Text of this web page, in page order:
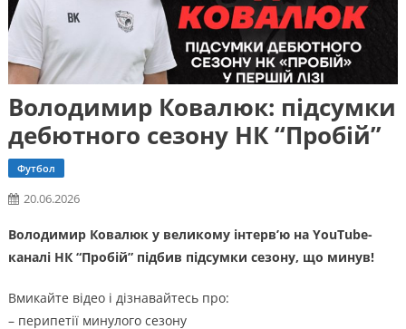
Володимир Ковалюк: підсумки
дебютного сезону НК “Пробій”
Футбол
20.06.2026
Володимир Ковалюк у великому інтерв’ю на YouTube-
каналі НК “Пробій” підбив підсумки сезону, що минув!
Вмикайте відео і дізнавайтесь про:
– перипетії минулого сезону